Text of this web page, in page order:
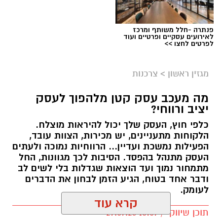
קרדיט תמונה בוסט מדיה
מהו שמאי מקרקעין ומה תפקידו?
שמאי מקרקעין הוא בעל מקצוע המחזיק ברישיון
מטעם מועצת שמאי המקרקעין שבמשרד
המשפטים, לאחר שעמד בהצלחה במסלול הכשרה
פנתרה -חלל משותף ומרכז
לאירועים עסקיים ופרטיים ועוד
לפרטים לחצו >>
מגזין ראשון > צרכנות
מה מעכב עסק קטן מלהפוך לעסק
יציב ורווחי?
כלפי חוץ, העסק שלך יכול להיראות מוצלח.
הלקוחות מתעניינים, יש מכירות, הצוות עובד,
הפעילות נמשכת ועדיין... הרווחיות נמוכה ולעתים
העסק מתנהל בהפסד. הסיבות לכך מגוונות, החל
מתמחור נמוך ועד הוצאות שגדלות בלי לשים לב
ודבר אחד בטוח, הגיע הזמן לבחון את הדברים
לעומק.
תוכן שיווקי / 10:57 27.07.26
קרא עוד